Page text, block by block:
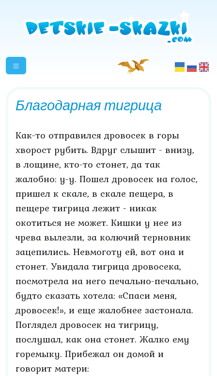
Благодарная тигрица
Как-то отправился дровосек в горы
хворост рубить. Вдруг слышит - внизу,
в лощине, кто-то стонет, да так
жалобно: у-у. Пошел дровосек на голос,
пришел к скале, в скале пещера, в
пещере тигрица лежит - никак
окотиться не может. Кишки у нее из
чрева вылезли, за колючий терновник
зацепились. Невмоготу ей, вот она и
стонет. Увидала тигрица дровосека,
посмотрела на него печально-печально,
будто сказать хотела: «Спаси меня,
дровосек!», и еще жалобнее застонала.
Поглядел дровосек на тигрицу,
послушал, как она стонет. Жалко ему
горемыку. Прибежал он домой и
говорит матери: